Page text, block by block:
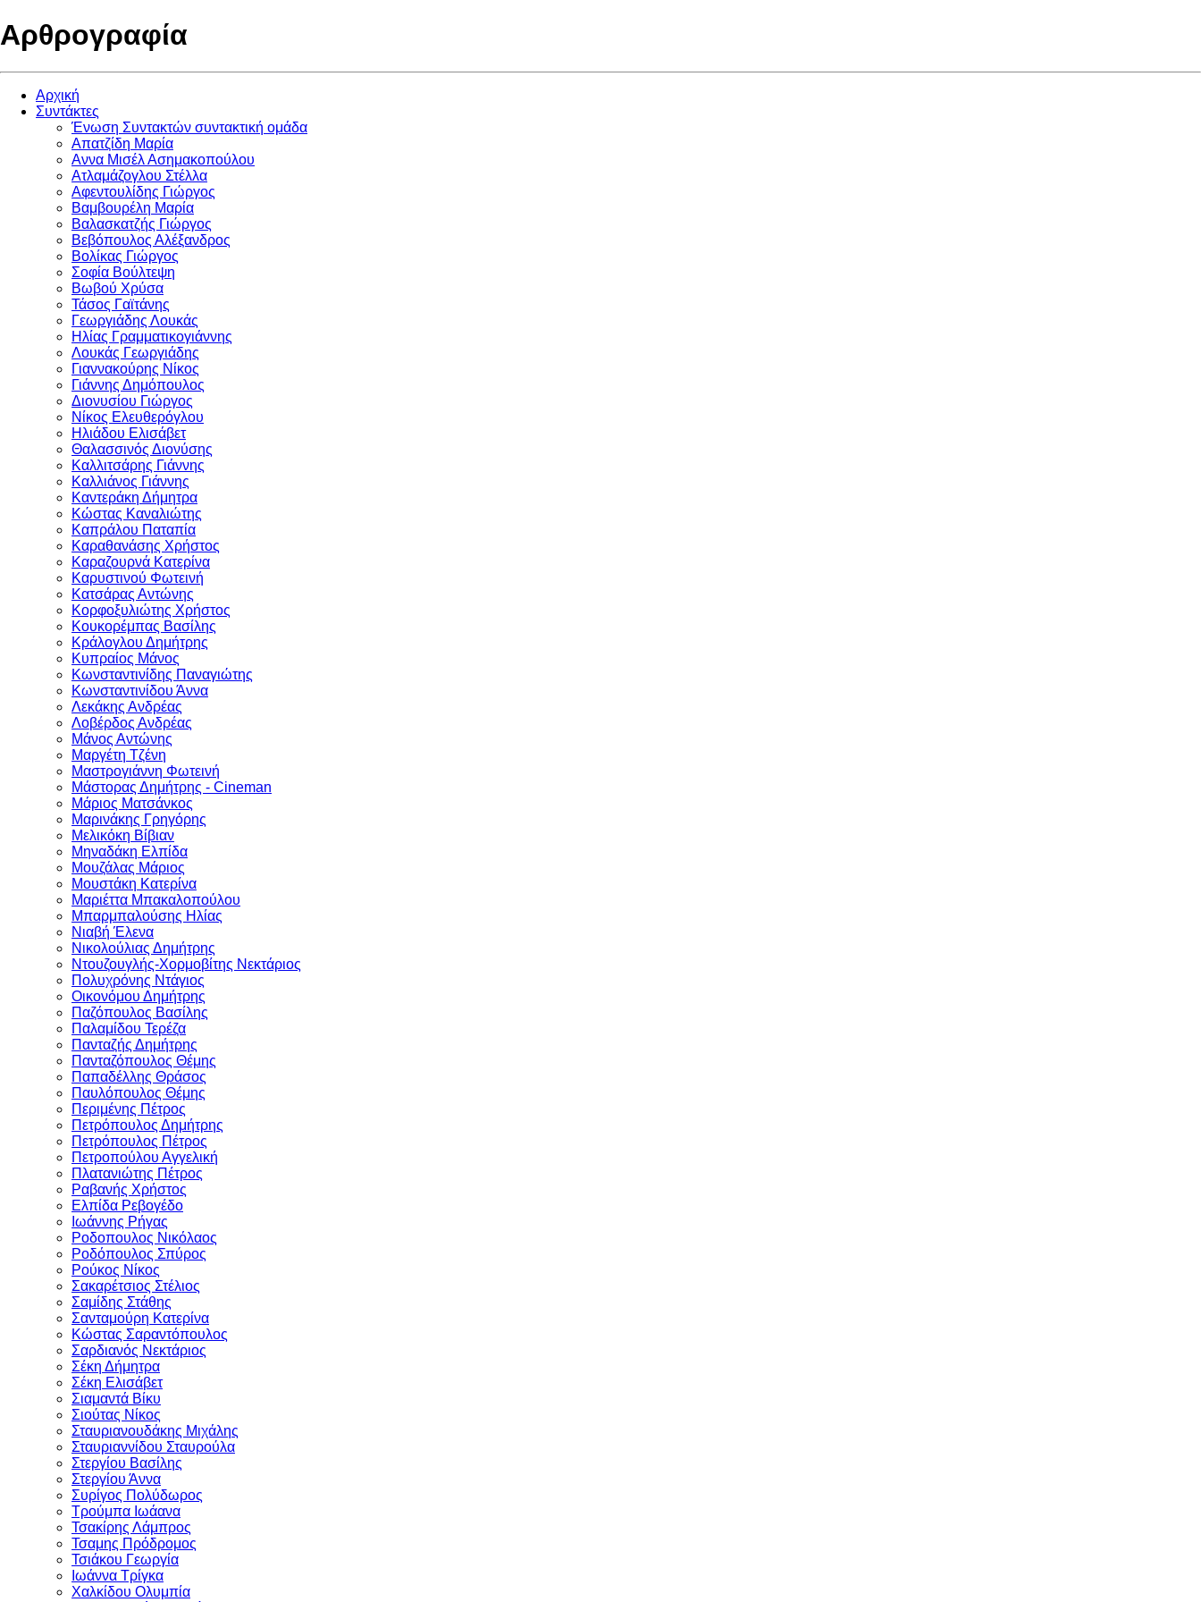
Αρθρογραφία
Αρχική
Συντάκτες
Ένωση Συντακτών συντακτική ομάδα
Απατζίδη Μαρία
Αννα Μισέλ Ασημακοπούλου
Ατλαμάζογλου Στέλλα
Αφεντουλίδης Γιώργος
Βαμβουρέλη Μαρία
Βαλασκατζής Γιώργος
Βεβόπουλος Αλέξανδρος
Βολίκας Γιώργος
Σοφία Βούλτεψη
Βωβού Χρύσα
Τάσος Γαϊτάνης
Γεωργιάδης Λουκάς
Ηλίας Γραμματικογιάννης
Λουκάς Γεωργιάδης
Γιαννακούρης Νίκος
Γιάννης Δημόπουλος
Διονυσίου Γιώργος
Νίκος Ελευθερόγλου
Ηλιάδου Ελισάβετ
Θαλασσινός Διονύσης
Καλλιτσάρης Γιάννης
Καλλιάνος Γιάννης
Καντεράκη Δήμητρα
Κώστας Καναλιώτης
Καπράλου Παταπία
Καραθανάσης Χρήστος
Καραζουρνά Κατερίνα
Καρυστινού Φωτεινή
Κατσάρας Αντώνης
Κoρφoξυλιώτης Χρήστος
Κουκορέμπας Βασίλης
Κράλογλου Δημήτρης
Κυπραίος Μάνος
Κωνσταντινίδης Παναγιώτης
Κωνσταντινίδου Άννα
Λεκάκης Ανδρέας
Λοβέρδος Ανδρέας
Μάνος Αντώνης
Μαργέτη Τζένη
Μαστρογιάννη Φωτεινή
Μάστορας Δημήτρης - Cineman
Μάριος Ματσάνκος
Μαρινάκης Γρηγόρης
Μελικόκη Βίβιαν
Μηναδάκη Ελπίδα
Μουζάλας Μάριος
Μουστάκη Κατερίνα
Μαριέττα Μπακαλοπούλου
Μπαρμπαλούσης Ηλίας
Νιαβή Έλενα
Νικολούλιας Δημήτρης
Ντουζουγλής-Χορμοβίτης Νεκτάριος
Πολυχρόνης Ντάγιος
Οικονόμου Δημήτρης
Παζόπουλος Βασίλης
Παλαμίδου Τερέζα
Πανταζής Δημήτρης
Πανταζόπουλος Θέμης
Παπαδέλλης Θράσος
Παυλόπουλος Θέμης
Περιμένης Πέτρος
Πετρόπουλος Δημήτρης
Πετρόπουλος Πέτρος
Πετροπούλου Αγγελική
Πλατανιώτης Πέτρος
Ραβανής Χρήστος
Ελπίδα Ρεβογέδο
Ιωάννης Ρήγας
Ροδοπουλος Νικόλαος
Ροδόπουλος Σπύρος
Ρούκος Νίκος
Σακαρέτσιος Στέλιος
Σαμίδης Στάθης
Σανταμούρη Κατερίνα
Κώστας Σαραντόπουλος
Σαρδιανός Νεκτάριος
Σέκη Δήμητρα
Σέκη Ελισάβετ
Σιαμαντά Βίκυ
Σιούτας Νίκος
Σταυριανουδάκης Μιχάλης
Σταυριαννίδου Σταυρούλα
Στεργίου Βασίλης
Στεργίου Άννα
Συρίγος Πολύδωρος
Τρούμπα Ιωάανα
Τσακίρης Λάμπρος
Τσαμης Πρόδρομος
Τσιάκου Γεωργία
Ιωάννα Τρίγκα
Χαλκίδου Ολυμπία